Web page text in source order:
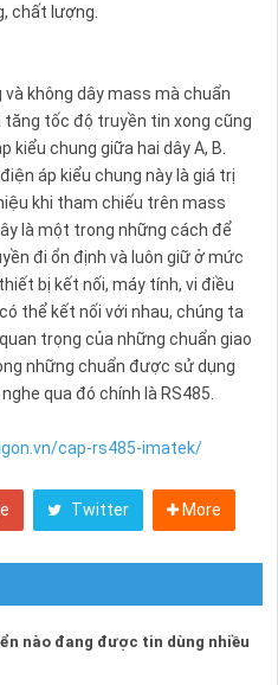
chất lượng.
không dây mass mà chuẩn
tăng tốc độ truyền tin xong cũng
chung giữa hai dây A, B.
áp kiểu chung này là giá trị
khi tham chiếu trên mass
là một trong những cách để
đi ổn định và luôn giữ ở mức
bị kết nối, máy tính, vi điều
thể kết nối với nhau, chúng ta
trọng của những chuẩn giao
những chuẩn được sử dụng
qua đó chính là RS485.
cap-rs485-imatek/
Twitter More
nào đang được tin dùng nhiều